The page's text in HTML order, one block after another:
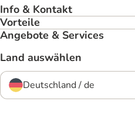
Info & Kontakt
Vorteile
Angebote & Services
Land auswählen
Deutschland / de